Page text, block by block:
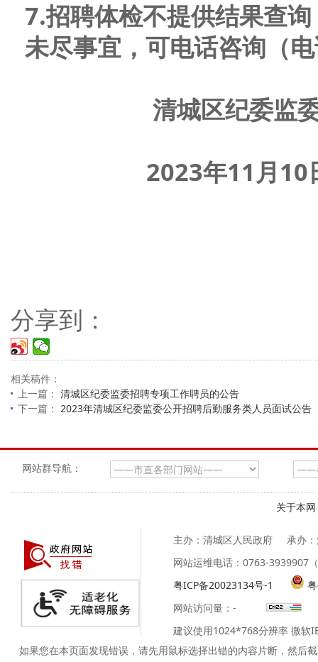
7.招聘体检不提供结果查
未尽事宜，可电话咨询（
清城区纪委监
2023年11 月10
分享到：
相关稿件：
上一篇： 清城区纪委监委招聘专项工作聘员的公告
下一篇： 2023年清城区纪委监委公开招聘后勤服务类人员面试公告
网站群导航：
关于本网
主办：清城区人民政府
承办
网站运维电话：0763-3939907
粤ICP备20023134号-1
网站访问量： -
建议使用1024*768分辨率 微软
如果您在本页面发现错误，请先用鼠标选择出错的内容片断，然后